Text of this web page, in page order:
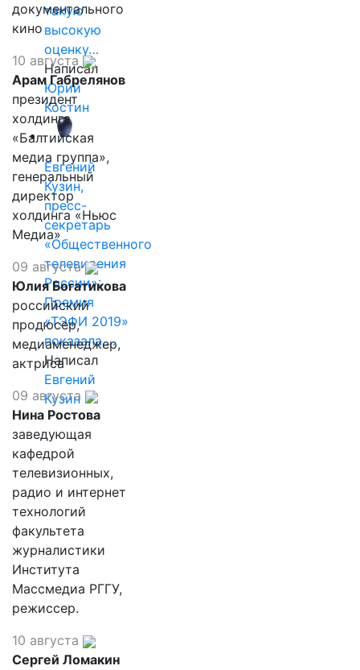
такую
высокую
оценку…
Написал
Юрий
Костин
Евгений
Кузин,
пресс-
секретарь
«Общественного
телевидения
России»:
Премия
«ТЭФИ 2019»
показала,…
Написал
Евгений
Кузин
документального
кино
10 августа
Арам Габрелянов
президент
холдинга
«Балтийская
медиа группа»,
генеральный
директор
холдинга «Ньюс
Медиа»
09 августа
Юлия Богатикова
российский
продюсер,
медиаменеджер,
актриса
09 августа
Нина Ростова
заведующая
кафедрой
телевизионных,
радио и интернет
технологий
факультета
журналистики
Института
Массмедиа РГГУ,
режиссер.
10 августа
Сергей Ломакин